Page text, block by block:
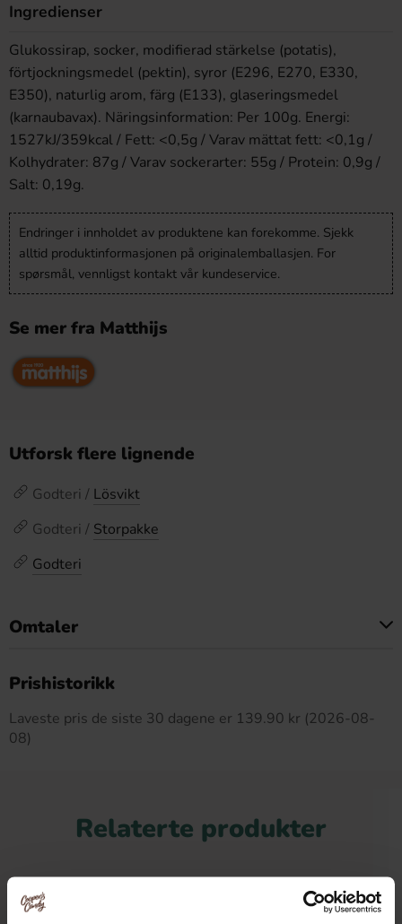
Ingredienser
Glukossirap, socker, modifierad stärkelse (potatis),
förtjockningsmedel (pektin), syror (E296, E270, E330,
E350), naturlig arom, färg (E133), glaseringsmedel
(karnaubavax). Näringsinformation: Per 100g. Energi:
1527kJ/359kcal / Fett: <0,5g / Varav mättat fett: <0,1g /
Kolhydrater: 87g / Varav sockerarter: 55g / Protein: 0,9g /
Salt: 0,19g.
Endringer i innholdet av produktene kan forekomme. Sjekk
alltid produktinformasjonen på originalemballasjen. For
spørsmål, vennligst kontakt vår kundeservice.
Se mer fra Matthijs
Utforsk flere lignende
Godteri / Lösvikt
Godteri / Storpakke
Godteri
Omtaler
Prishistorikk
Laveste pris de siste 30 dagene er 139.90 kr (2026-08-
08)
Relaterte produkter